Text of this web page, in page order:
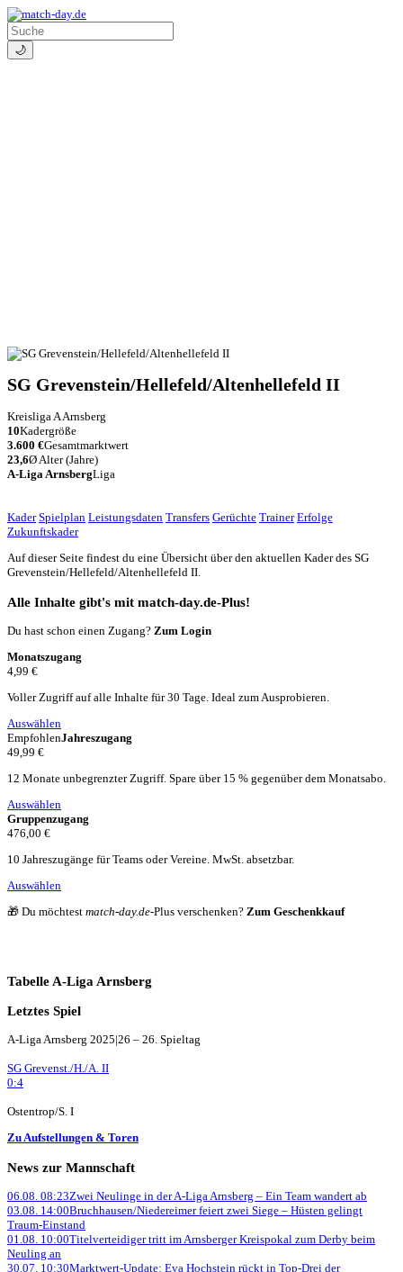
🌙
SG Grevenstein/Hellefeld/Altenhellefeld II
Kreisliga A Arnsberg
10Kadergröße
3.600 €Gesamtmarktwert
23,6Ø Alter (Jahre)
A-Liga ArnsbergLiga
Kader Spielplan Leistungsdaten Transfers Gerüchte Trainer Erfolge
Zukunftskader
Auf dieser Seite findest du eine Übersicht über den aktuellen Kader des SG
Grevenstein/Hellefeld/Altenhellefeld II.
Alle Inhalte gibt's mit match-day.de-Plus!
Du hast schon einen Zugang? Zum Login
Monatszugang
4,99 €
Voller Zugriff auf alle Inhalte für 30 Tage. Ideal zum Ausprobieren.
Auswählen
EmpfohlenJahreszugang
49,99 €
12 Monate unbegrenzter Zugriff. Spare über 15 % gegenüber dem Monatsabo.
Auswählen
Gruppenzugang
476,00 €
10 Jahreszugänge für Teams oder Vereine. MwSt. absetzbar.
Auswählen
🎁 Du möchtest match-day.de-Plus verschenken? Zum Geschenkkauf
Tabelle A-Liga Arnsberg
Letztes Spiel
A-Liga Arnsberg 2025|26 – 26. Spieltag
SG Grevenst./H./A. II
0:4
Ostentrop/S. I
Zu Aufstellungen & Toren
News zur Mannschaft
06.08. 08:23Zwei Neulinge in der A-Liga Arnsberg – Ein Team wandert ab
03.08. 14:00Bruchhausen/Niedereimer feiert zwei Siege – Hüsten gelingt
Traum-Einstand
01.08. 10:00Titelverteidiger tritt im Arnsberger Kreispokal zum Derby beim
Neuling an
30.07. 10:30Marktwert-Update: Eva Hochstein rückt in Top-Drei der